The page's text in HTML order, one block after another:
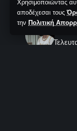
Χρησιμοποιώντας
αποδέχεσαι τους
την Πολιτική